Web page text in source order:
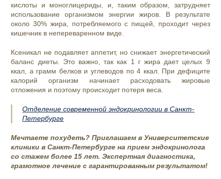
кислоты и моноглицериды, и, таким образом, затрудняет
использование организмом энергии жиров. В результате
около 30% жира, потребляемого с пищей, проходит через
кишечник в непереваренном виде.
Ксеникал не подавляет аппетит, но снижает энергетический
баланс диеты. Это важно, так как 1 г жира дает целых 9
ккал, а грамм белков и углеводов по 4 ккал. При дефиците
калорий организм начинает расходовать жировые
отложения и поэтому происходит потеря веса.
Отделение современной эндокринологии в Санкт-
Петербурге
Мечтаете похудеть? Приглашаем в Университетские
клиники в Санкт-Петербурге на прием эндокринолога
со стажем более 15 лет. Экспертная диагностика,
грамотное лечение с гарантированным результатом!